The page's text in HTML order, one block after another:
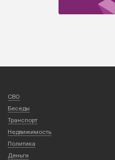
СВО
Беседы
Транспорт
Недвижимость
Политика
Деньги